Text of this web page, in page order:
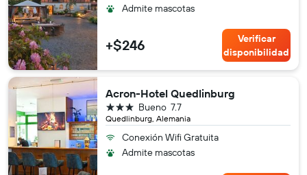
Admite mascotas
+$246
Verificar
disponibilidad
Acron-Hotel Quedlinburg
Quedlinburg, Alemania
7.7
Bueno
3 estrellas
Conexión Wifi Gratuita
Admite mascotas